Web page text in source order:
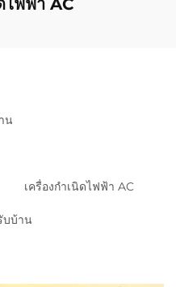
น
เครื่องกำเนิดไฟฟ้า AC
บบ้าน